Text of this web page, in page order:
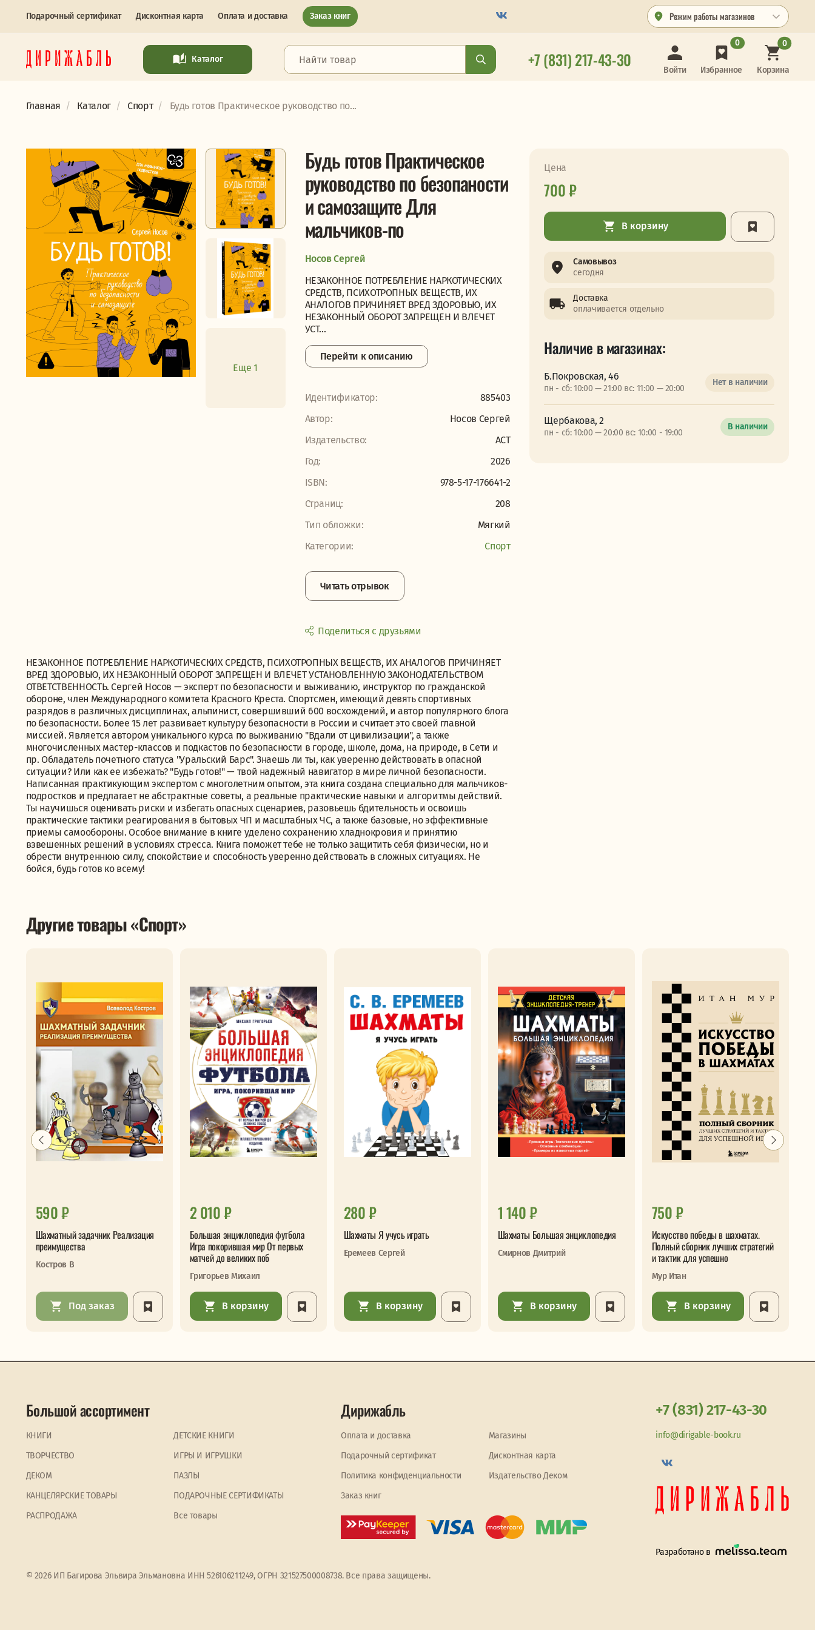
Подарочный сертификат Дисконтная карта Оплата и доставка Заказ книг Режим работы магазинов
Каталог +7 (831) 217-43-30 Войти Избранное
0
Корзина
0
Главная Каталог Спорт Будь готов Практическое руководство по...
Еще 1
Будь готов Практическое
руководство по безопаности
и самозащите Для
мальчиков-по
Носов Сергей
НЕЗАКОННОЕ ПОТРЕБЛЕНИЕ НАРКОТИЧЕСКИХ
СРЕДСТВ, ПСИХОТРОПНЫХ ВЕЩЕСТВ, ИХ
АНАЛОГОВ ПРИЧИНЯЕТ ВРЕД ЗДОРОВЬЮ, ИХ
НЕЗАКОННЫЙ ОБОРОТ ЗАПРЕЩЕН И ВЛЕЧЕТ
УСТ...
Перейти к описанию
Идентификатор:
885403
Автор:
Носов Сергей
Издательство:
АСТ
Год:
2026
ISBN:
978-5-17-176641-2
Страниц:
208
Тип обложки:
Мягкий
Категории:
Спорт
Читать отрывок
Поделиться с друзьями
НЕЗАКОННОЕ ПОТРЕБЛЕНИЕ НАРКОТИЧЕСКИХ СРЕДСТВ, ПСИХОТРОПНЫХ ВЕЩЕСТВ, ИХ АНАЛОГОВ ПРИЧИНЯЕТ
ВРЕД ЗДОРОВЬЮ, ИХ НЕЗАКОННЫЙ ОБОРОТ ЗАПРЕЩЕН И ВЛЕЧЕТ УСТАНОВЛЕННУЮ ЗАКОНОДАТЕЛЬСТВОМ
ОТВЕТСТВЕННОСТЬ. Сергей Носов — эксперт по безопасности и выживанию, инструктор по гражданской
обороне, член Международного комитета Красного Креста. Спортсмен, имеющий девять спортивных
разрядов в различных дисциплинах, альпинист, совершивший 600 восхождений, и автор популярного блога
по безопасности. Более 15 лет развивает культуру безопасности в России и считает это своей главной
миссией. Является автором уникального курса по выживанию "Вдали от цивилизации", а также
многочисленных мастер-классов и подкастов по безопасности в городе, школе, дома, на природе, в Сети и
пр. Обладатель почетного статуса "Уральский Барс". Знаешь ли ты, как уверенно действовать в опасной
ситуации? Или как ее избежать? "Будь готов!" — твой надежный навигатор в мире личной безопасности.
Написанная практикующим экспертом с многолетним опытом, эта книга создана специально для мальчиков-
подростков и предлагает не абстрактные советы, а реальные практические навыки и алгоритмы действий.
Ты научишься оценивать риски и избегать опасных сценариев, разовьешь бдительность и освоишь
практические тактики реагирования в бытовых ЧП и масштабных ЧС, а также базовые, но эффективные
приемы самообороны. Особое внимание в книге уделено сохранению хладнокровия и принятию
взвешенных решений в условиях стресса. Книга поможет тебе не только защитить себя физически, но и
обрести внутреннюю силу, спокойствие и способность уверенно действовать в сложных ситуациях. Не
бойся, будь готов ко всему!
Цена
700 ₽
В корзину
Самовывоз
сегодня
Доставка
оплачивается отдельно
Наличие в магазинах:
Б.Покровская, 46
пн - сб: 10:00 — 21:00 вс: 11:00 — 20:00
Нет в наличии
Щербакова, 2
пн - сб: 10:00 — 20:00 вс: 10:00 - 19:00
В наличии
Другие товары «Спорт»
590 ₽
Шахматный задачник Реализация
преимущества
Костров В
Под заказ
2 010 ₽
Большая энциклопедия футбола
Игра покорившая мир От первых
матчей до великих поб
Григорьев Михаил
В корзину
280 ₽
Шахматы Я учусь играть
Еремеев Сергей
В корзину
1 140 ₽
Шахматы Большая энциклопедия
Смирнов Дмитрий
В корзину
750 ₽
Искусство победы в шахматах.
Полный сборник лучших стратегий
и тактик для успешно
Мур Итан
В корзину
Большой ассортимент
КНИГИ
ДЕТСКИЕ КНИГИ
ТВОРЧЕСТВО
ИГРЫ И ИГРУШКИ
ДЕКОМ
ПАЗЛЫ
КАНЦЕЛЯРСКИЕ ТОВАРЫ
ПОДАРОЧНЫЕ СЕРТИФИКАТЫ
PАСПРОДАЖА
Все товары
Дирижабль
Оплата и доставка
Магазины
Подарочный сертификат
Дисконтная карта
Политика конфиденциальности
Издательство Деком
Заказ книг
+7 (831) 217-43-30
info@dirigable-book.ru
Разработано в
© 2026 ИП Багирова Эльвира Эльмановна ИНН 526106211249, ОГРН 321527500008738. Все права защищены.